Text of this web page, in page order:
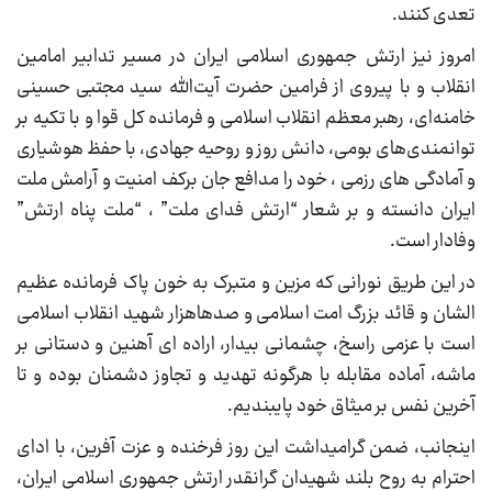
تعدی کنند.
امروز نیز ارتش جمهوری اسلامی ایران در مسیر تدابیر امامین
انقلاب و با پیروی از فرامین حضرت آیت‌الله سید مجتبی حسینی
خامنه‌ای، رهبر معظم انقلاب اسلامی و فرمانده کل قوا و با تکیه بر
توانمندی‌های بومی، دانش روز و روحیه جهادی، با حفظ هوشیاری
و آمادگی های رزمی ، خود را مدافع جان برکف امنیت و آرامش ملت
ایران دانسته و بر شعار “ارتش فدای ملت” ، “ملت پناه ارتش”
وفادار است.
در این طریق نورانی که مزین و متبرک به خون پاک فرمانده عظیم
الشان و قائد بزرگ امت اسلامی و صدهاهزار شهید انقلاب اسلامی
است با عزمی راسخ، چشمانی بیدار، اراده ای آهنین و دستانی بر
ماشه، آماده مقابله با هرگونه تهدید و تجاوز دشمنان بوده و تا
آخرین نفس بر میثاق خود پایبندیم.
اینجانب، ضمن گرامیداشت این روز فرخنده و عزت آفرین، با ادای
احترام به روح بلند شهیدان گرانقدر ارتش جمهوری اسلامی ایران،